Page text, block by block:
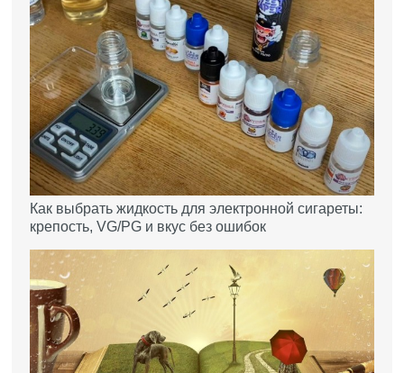
Как выбрать жидкость для электронной сигареты:
крепость, VG/PG и вкус без ошибок